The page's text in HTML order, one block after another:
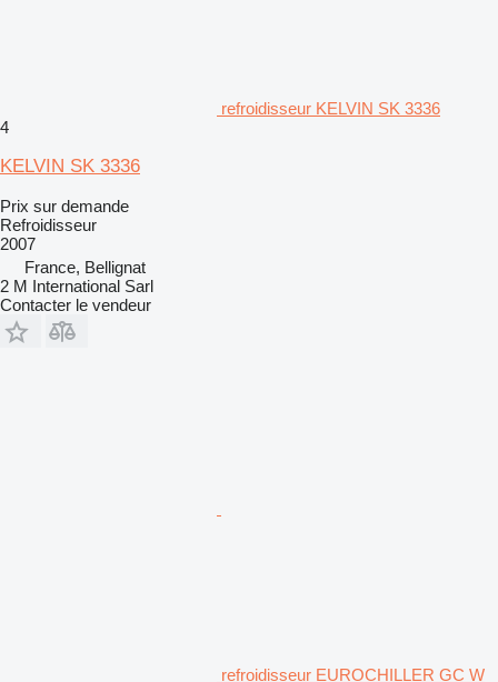
refroidisseur KELVIN SK 3336
4
KELVIN SK 3336
Prix sur demande
Refroidisseur
2007
France, Bellignat
2 M International Sarl
Contacter le vendeur
refroidisseur EUROCHILLER GC W